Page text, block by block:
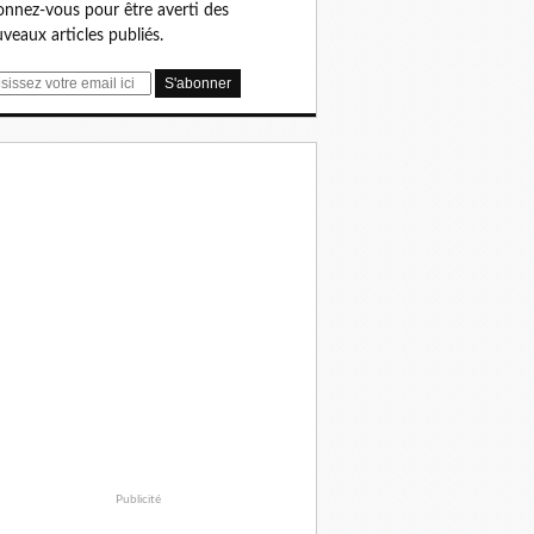
vous pour être averti des
articles publiés.
Publicité